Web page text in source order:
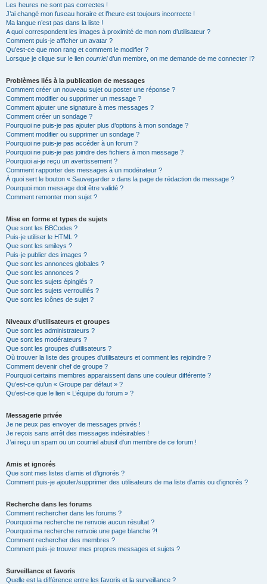
Les heures ne sont pas correctes !
J’ai changé mon fuseau horaire et l’heure est toujours incorrecte !
Ma langue n’est pas dans la liste !
A quoi correspondent les images à proximité de mon nom d’utilisateur ?
Comment puis-je afficher un avatar ?
Qu’est-ce que mon rang et comment le modifier ?
Lorsque je clique sur le lien courrield’un membre, on me demande de me connecter !?
Problèmes liés à la publication de messages
Comment créer un nouveau sujet ou poster une réponse ?
Comment modifier ou supprimer un message ?
Comment ajouter une signature à mes messages ?
Comment créer un sondage ?
Pourquoi ne puis-je pas ajouter plus d’options à mon sondage ?
Comment modifier ou supprimer un sondage ?
Pourquoi ne puis-je pas accéder à un forum ?
Pourquoi ne puis-je pas joindre des fichiers à mon message ?
Pourquoi ai-je reçu un avertissement ?
Comment rapporter des messages à un modérateur ?
À quoi sert le bouton « Sauvegarder » dans la page de rédaction de message ?
Pourquoi mon message doit être validé ?
Comment remonter mon sujet ?
Mise en forme et types de sujets
Que sont les BBCodes ?
Puis-je utiliser le HTML ?
Que sont les smileys ?
Puis-je publier des images ?
Que sont les annonces globales ?
Que sont les annonces ?
Que sont les sujets épinglés ?
Que sont les sujets verrouillés ?
Que sont les icônes de sujet ?
Niveaux d’utilisateurs et groupes
Que sont les administrateurs ?
Que sont les modérateurs ?
Que sont les groupes d’utilisateurs ?
Où trouver la liste des groupes d’utilisateurs et comment les rejoindre ?
Comment devenir chef de groupe ?
Pourquoi certains membres apparaissent dans une couleur différente ?
Qu’est-ce qu’un « Groupe par défaut » ?
Qu’est-ce que le lien « L’équipe du forum » ?
Messagerie privée
Je ne peux pas envoyer de messages privés !
Je reçois sans arrêt des messages indésirables !
J’ai reçu un spam ou un courriel abusif d’un membre de ce forum !
Amis et ignorés
Que sont mes listes d’amis et d’ignorés ?
Comment puis-je ajouter/supprimer des utilisateurs de ma liste d’amis ou d’ignorés ?
Recherche dans les forums
Comment rechercher dans les forums ?
Pourquoi ma recherche ne renvoie aucun résultat ?
Pourquoi ma recherche renvoie une page blanche ?!
Comment rechercher des membres ?
Comment puis-je trouver mes propres messages et sujets ?
Surveillance et favoris
Quelle est la différence entre les favoris et la surveillance ?